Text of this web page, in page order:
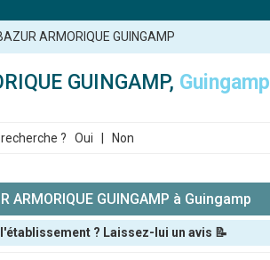
ARMORIQUE GUINGAMP
GUINGAMP, Guingamp
? Oui Non
ARMORIQUE GUINGAMP à Guingamp
? Laissez-lui un avis 📝